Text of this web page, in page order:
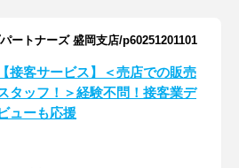
ートナーズ 盛岡支店/p60251201101
【接客サービス】＜売店での販売
タッフ！＞経験不問！接客業デ
ビューも応援